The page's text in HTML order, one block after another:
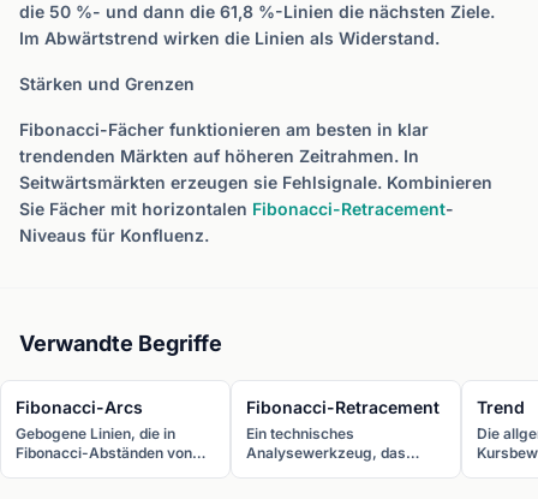
die 50 %- und dann die 61,8 %-Linien die nächsten Ziele.
Im Abwärtstrend wirken die Linien als Widerstand.
Stärken und Grenzen
Fibonacci-Fächer funktionieren am besten in klar
trendenden Märkten auf höheren Zeitrahmen. In
Seitwärtsmärkten erzeugen sie Fehlsignale. Kombinieren
Sie Fächer mit horizontalen Fibonacci-Retracement-
Niveaus für Konfluenz.
Verwandte Begriffe
Fibonacci-Arcs
Gebogene Linien, die in
Fibonacci-Abständen von
Fibonacci-Retracement
Ein technisches
Analysewerkzeug, das
Trend
Die